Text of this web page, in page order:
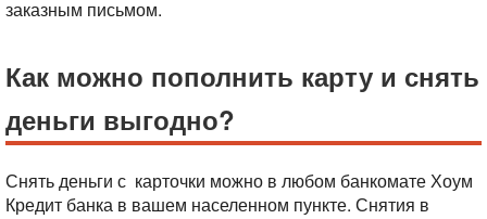
заказным письмом.
Как можно пополнить карту и снять
деньги выгодно?
Снять деньги с карточки можно в любом банкомате Хоум
Кредит банка в вашем населенном пункте. Снятия в